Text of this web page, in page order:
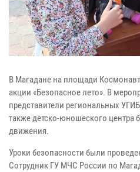
В Магадане на площади
акции «Безопасное лето». В
представители региональных
также детско-юношеского центра
движения.
Уроки безопасности были
Сотрудник ГУ МЧС России по